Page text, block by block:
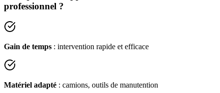
professionnel ?
Gain de temps : intervention rapide et efficace
Matériel adapté : camions, outils de manutention